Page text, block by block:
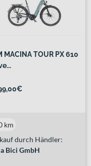
MACINA TOUR PX 610
durch Händler:
Bici GmbH
km